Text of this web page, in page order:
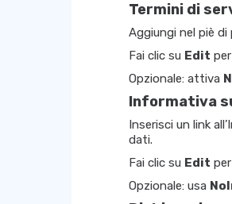
Termini di
Aggiungi nel piè di
Fai clic su Edit
Opzionale: attiva
Informativa
Inserisci un link
dati.
Fai clic su Edit
Opzionale: usa